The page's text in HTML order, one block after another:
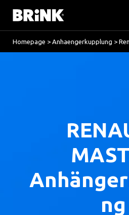
Homepage > Anhaengerkupplung >
ng